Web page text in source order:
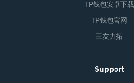
TP钱包安卓下载
TP钱包官网
三友力拓
Support